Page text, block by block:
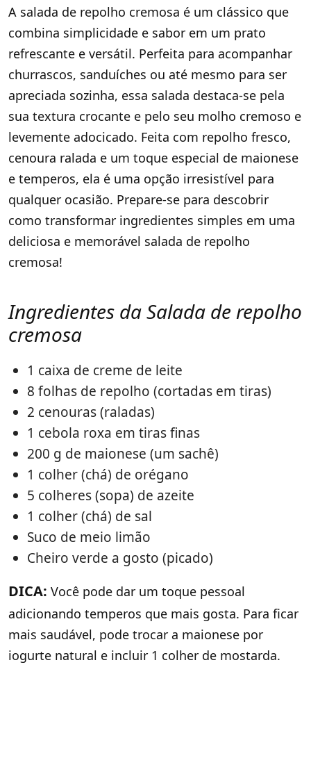
A salada de repolho cremosa é um clássico que
combina simplicidade e sabor em um prato
refrescante e versátil. Perfeita para acompanhar
churrascos, sanduíches ou até mesmo para ser
apreciada sozinha, essa salada destaca-se pela
sua textura crocante e pelo seu molho cremoso e
levemente adocicado. Feita com repolho fresco,
cenoura ralada e um toque especial de maionese
e temperos, ela é uma opção irresistível para
qualquer ocasião. Prepare-se para descobrir
como transformar ingredientes simples em uma
deliciosa e memorável salada de repolho
cremosa!
Ingredientes da Salada de repolho
cremosa
1 caixa de creme de leite
8 folhas de repolho (cortadas em tiras)
2 cenouras (raladas)
1 cebola roxa em tiras finas
200 g de maionese (um sachê)
1 colher (chá) de orégano
5 colheres (sopa) de azeite
1 colher (chá) de sal
Suco de meio limão
Cheiro verde a gosto (picado)
DICA: Você pode dar um toque pessoal
adicionando temperos que mais gosta. Para ficar
mais saudável, pode trocar a maionese por
iogurte natural e incluir 1 colher de mostarda.